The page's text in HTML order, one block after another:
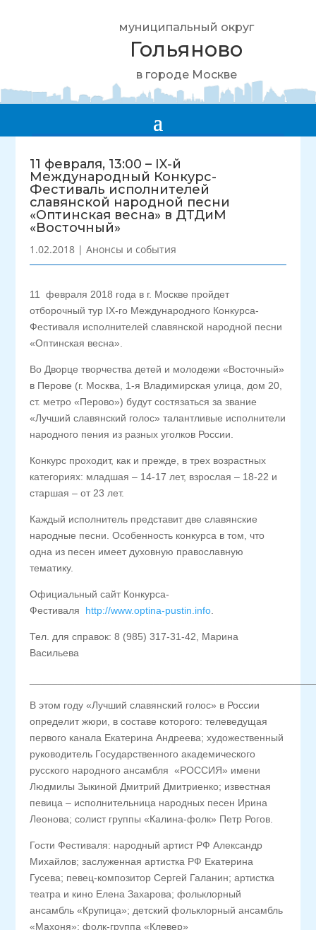
муниципальный округ
Гольяново
в городе Москве
11 февраля, 13:00 – IX-й
Международный Конкурс-
Фестиваль исполнителей
славянской народной песни
«Оптинская весна» в ДТДиМ
«Восточный»
1.02.2018 |Анонсы и события
11 февраля 2018 года в г. Москве пройдет
отборочный тур IX-го Международного Конкурса-
Фестиваля исполнителей славянской народной песни
«Оптинская весна».
Во Дворце творчества детей и молодежи «Восточный»
в Перове (г. Москва, 1-я Владимирская улица, дом 20,
ст. метро «Перово») будут состязаться за звание
«Лучший славянский голос» талантливые исполнители
народного пения из разных уголков России.
Конкурс проходит, как и прежде, в трех возрастных
категориях: младшая – 14-17 лет, взрослая – 18-22 и
старшая – от 23 лет.
Каждый исполнитель представит две славянские
народные песни. Особенность конкурса в том, что
одна из песен имеет духовную православную
тематику.
Официальный сайт Конкурса-
Фестиваля http://www.optina-pustin.info
Тел. для справок: 8 (985) 317-31-42, Марина
Васильева
В этом году «Лучший славянский голос» в России
определит жюри, в составе которого: телеведущая
первого канала Екатерина Андреева; художественный
руководитель Государственного академического
русского народного ансамбля «РОССИЯ» имени
Людмилы Зыкиной Дмитрий Дмитриенко; известная
певица – исполнительница народных песен Ирина
Леонова; солист группы «Калина-фолк» Петр Рогов.
Гости Фестиваля: народный артист РФ Александр
Михайлов; заслуженная артистка РФ Екатерина
Гусева; певец-композитор Сергей Галанин; артистка
театра и кино Елена Захарова; фольклорный
ансамбль «Крупица»; детский фольклорный ансамбль
«Махоня»; фолк-группа «Клевер»